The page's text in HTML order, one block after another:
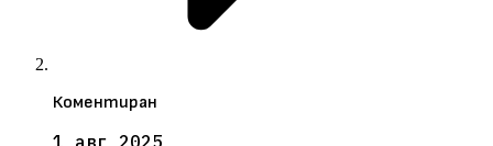
Коментиран